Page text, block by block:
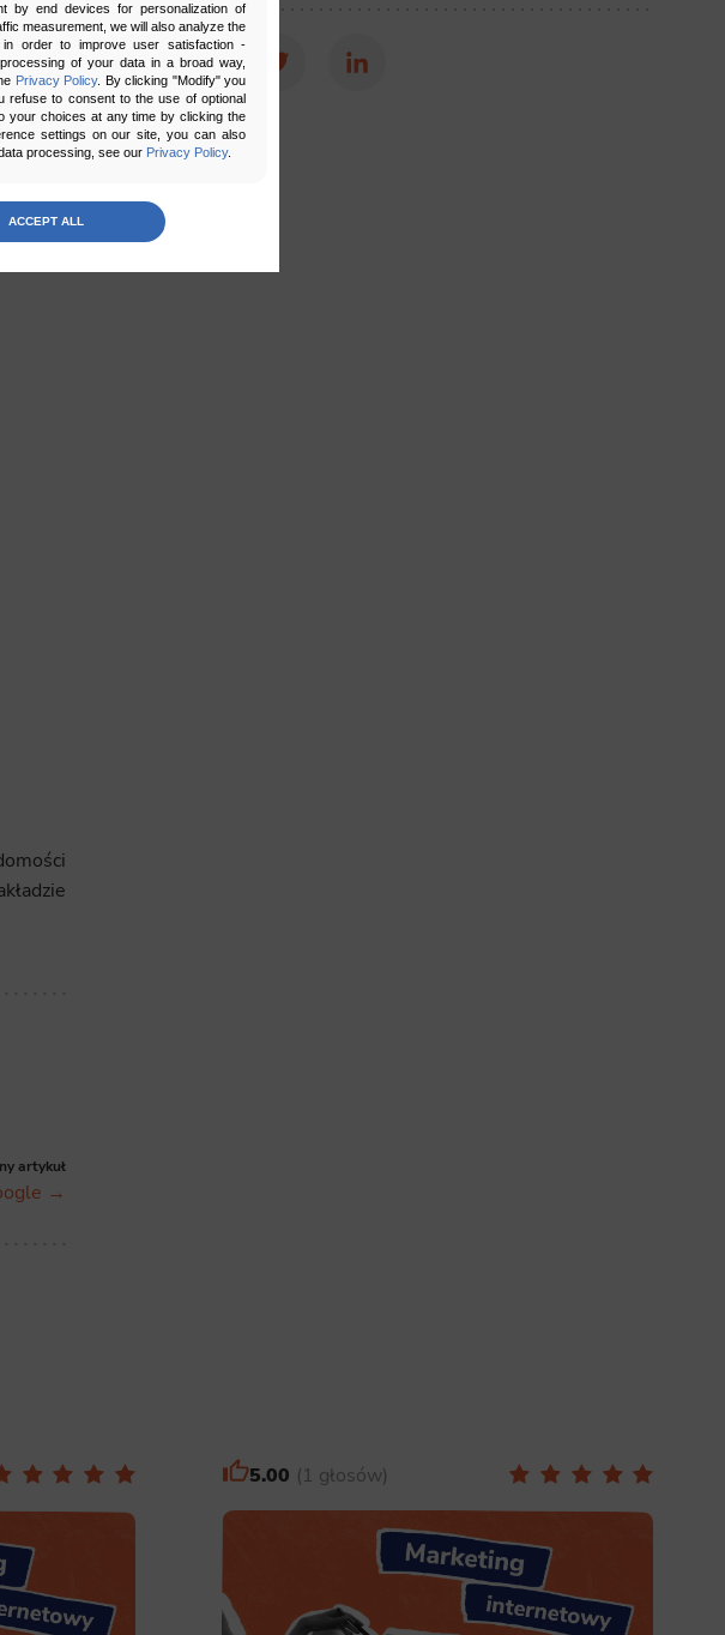
by end devices for personalization of
measurement, we will also analyze the
order to improve user satisfaction -
of your data in a broad way,
Privacy Policy. By clicking "Modify" you
to consent to the use of optional
your choices at any time by clicking the
settings on our site, you can also
processing, see our Privacy Policy.
the website. The website cannot be properly
technologies allow us to measure the
based on browsing history and habits and
browsing other websites, profile the user,
ACCEPT ALL
artykuł
→
Facebook Twitter LinkedIn
5.00 1 głosów